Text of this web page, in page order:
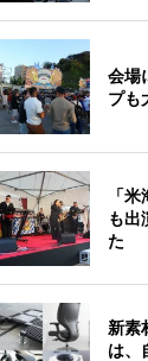
会場
プも
「
も出
た
新素
は、